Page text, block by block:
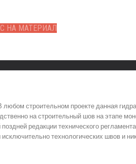
НА МАТЕРИАЛ
строительном проекте данная
на строительный шов на этапе
редакции технического
технологических швов и